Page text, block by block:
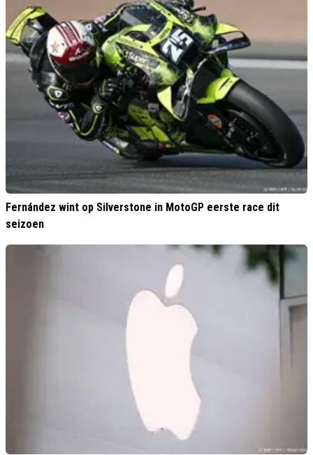
Fernández wint op Silverstone in MotoGP eerste race dit
seizoen